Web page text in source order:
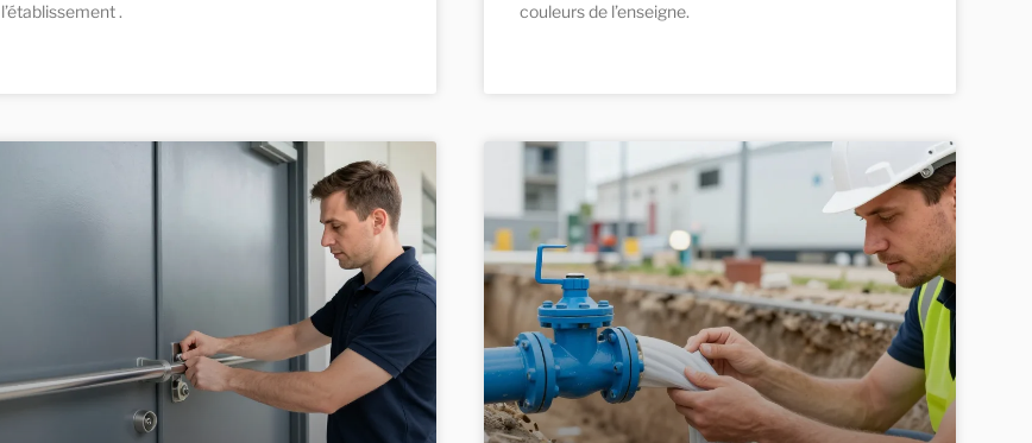
l’établissement .
couleurs de l’enseigne.